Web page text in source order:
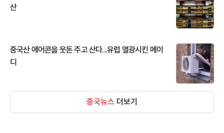
산
중국산 에어콘을 웃돈 주고 산다...유럽 열광시킨 메이
디
중국뉴스 더보기